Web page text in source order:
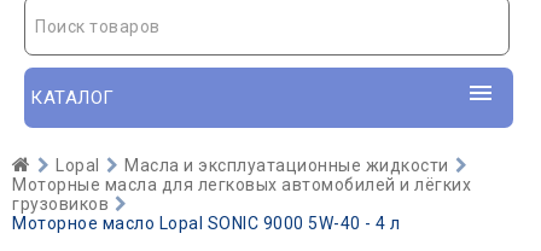
Поиск товаров
КАТАЛОГ
Lopal
Масла и эксплуатационные жидкости
Моторные масла для легковых автомобилей и лёгких
грузовиков
Моторное масло Lopal SONIC 9000 5W-40 - 4 л